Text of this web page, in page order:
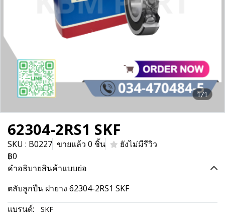
1/1
62304-2RS1 SKF
SKU : B0227 ขายแล้ว 0 ชิ้น
ยังไม่มีรีวิว
฿0
คำอธิบายสินค้าแบบย่อ
ตลับลูกปืน ฝายาง 62304-2RS1 SKF
แบรนด์:
SKF